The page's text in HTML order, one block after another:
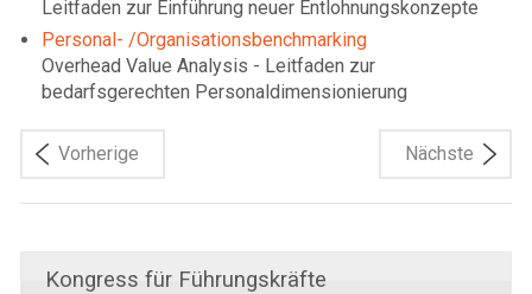
Leitfaden zur Einführung neuer Entlohnungskonzepte
Personal- /Organisationsbenchmarking
Overhead Value Analysis - Leitfaden zur
bedarfsgerechten Personaldimensionierung
Vorherige Nächste
Kongress für Führungskräfte